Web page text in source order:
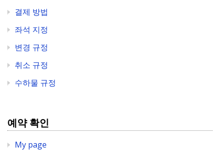
결제 방법
좌석 지정
변경 규정
취소 규정
수하물 규정
예약 확인
My page